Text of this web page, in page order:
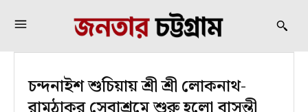
চন্দনাইশ শুচিয়ায় শ্রী শ্রী লোকনাথ-